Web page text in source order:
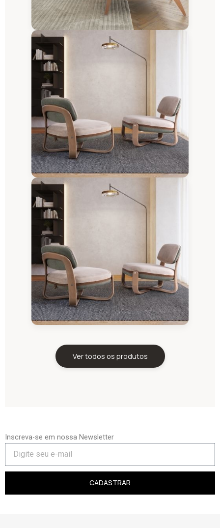
Ver todos os produtos
Inscreva-se em nossa Newsletter
CADASTRAR